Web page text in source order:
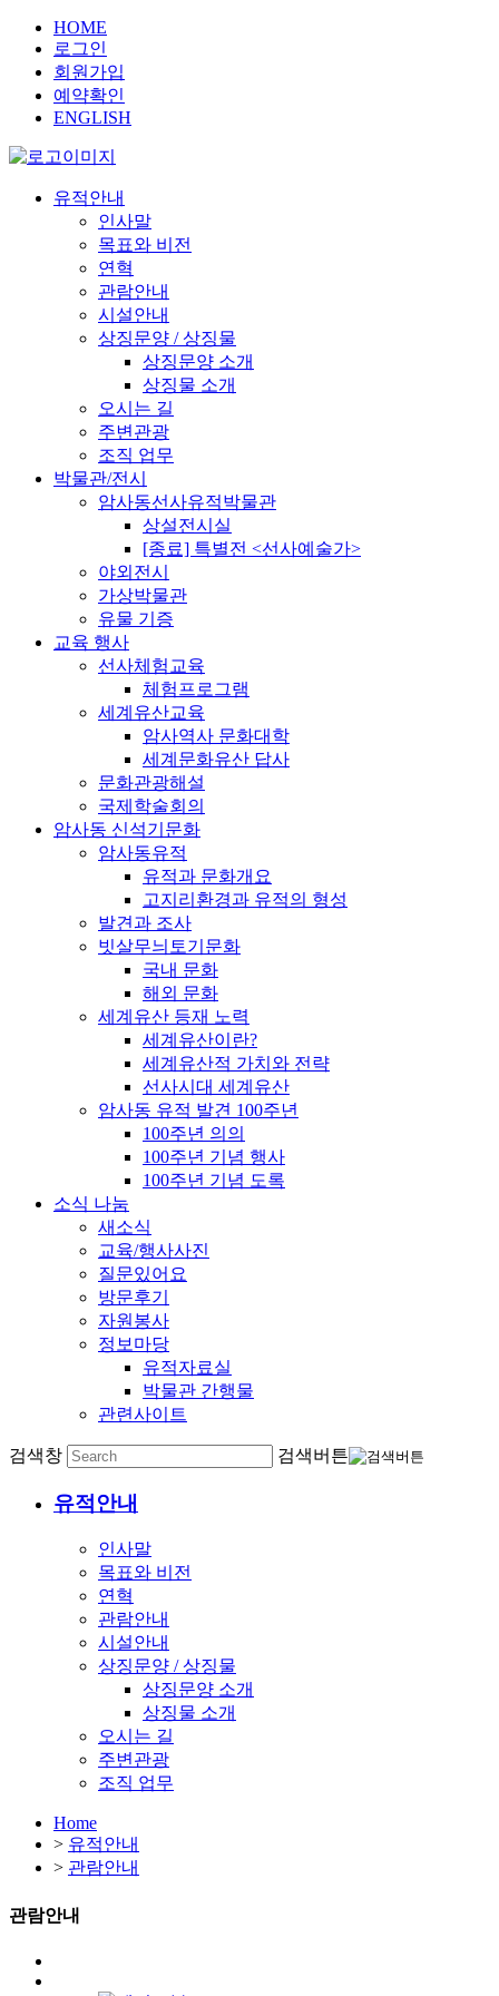
HOME
로그인
회원가입
예약확인
ENGLISH
유적안내
인사말
목표와 비전
연혁
관람안내
시설안내
상징문양 / 상징물
상징문양 소개
상징물 소개
오시는 길
주변관광
조직 업무
박물관/전시
암사동선사유적박물관
상설전시실
[종료] 특별전 <선사예술가>
야외전시
가상박물관
유물 기증
교육 행사
선사체험교육
체험프로그램
세계유산교육
암사역사 문화대학
세계문화유산 답사
문화관광해설
국제학술회의
암사동 신석기문화
암사동유적
유적과 문화개요
고지리환경과 유적의 형성
발견과 조사
빗살무늬토기문화
국내 문화
해외 문화
세계유산 등재 노력
세계유산이란?
세계유산적 가치와 전략
선사시대 세계유산
암사동 유적 발견 100주년
100주년 의의
100주년 기념 행사
100주년 기념 도록
소식 나눔
새소식
교육/행사사진
질문있어요
방문후기
자원봉사
정보마당
유적자료실
박물관 간행물
관련사이트
검색창 검색버튼
유적안내
인사말
목표와 비전
연혁
관람안내
시설안내
상징문양 / 상징물
상징문양 소개
상징물 소개
오시는 길
주변관광
조직 업무
Home
> 유적안내
> 관람안내
관람안내